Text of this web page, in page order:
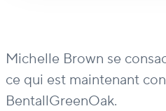
Michelle Brown se
ce qui est maintenant
BentallGreenOak.